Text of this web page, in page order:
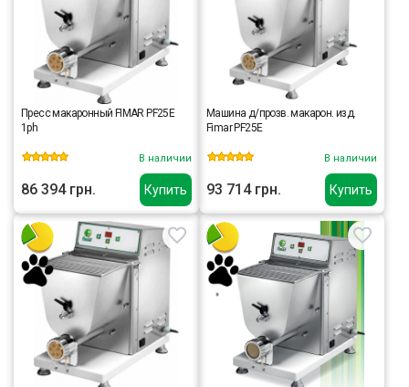
Купить
Пресс макаронный FIMAR PF25E
1ph
В наличии
86 394 грн. Купить
Машина д/прозв. макарон. изд.
Fimar PF25E
В наличии
93 714 грн.